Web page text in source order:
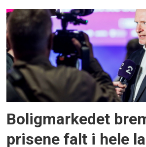
Boligmarkedet
prisene falt i hele